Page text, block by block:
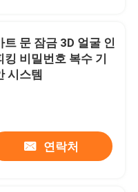
트 문 잠금 3D 얼굴 인
비밀번호 복수 기
시스템
연락처